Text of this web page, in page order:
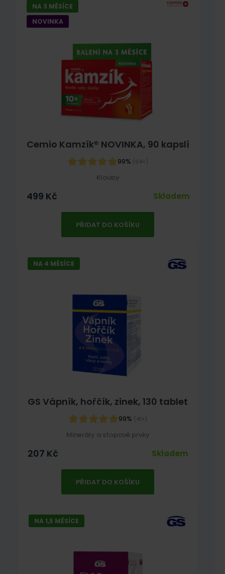
Cemio Kamzík® NOVINKA, 90 kapslí
99% (64×)
NA 3 MĚSÍCE
NOVINKA
Klouby
499 Kč Skladem
PŘIDAT DO KOŠÍKU
GS Vápník, hořčík, zinek, 130 tablet
99% (41×)
NA 4 MĚSÍCE
Minerály a stopové prvky
207 Kč Skladem
PŘIDAT DO KOŠÍKU
NA 1,5 MĚSÍCE